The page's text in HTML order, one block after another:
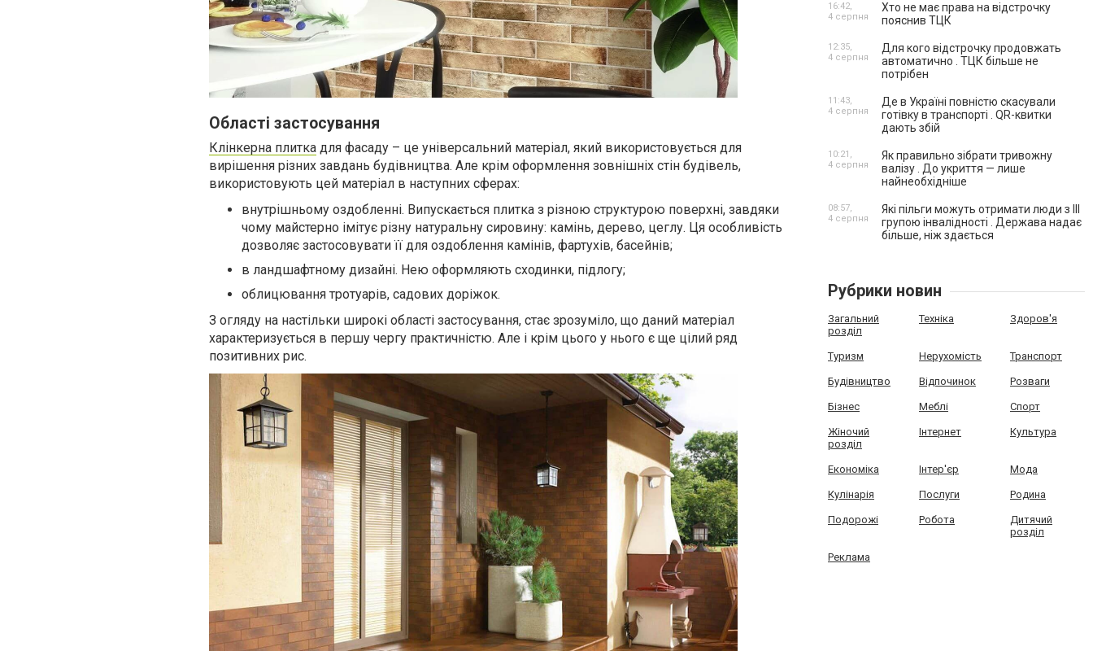
Області застосування
Клінкерна плитка для фасаду – це універсальний матеріал, який використовується для
вирішення різних завдань будівництва. Але крім оформлення зовнішніх стін будівель,
використовують цей матеріал в наступних сферах:
внутрішньому оздобленні. Випускається плитка з різною структурою поверхні, завдяки
чому майстерно імітує різну натуральну сировину: камінь, дерево, цеглу. Ця особливість
дозволяє застосовувати її для оздоблення камінів, фартухів, басейнів;
в ландшафтному дизайні. Нею оформляють сходинки, підлогу;
облицювання тротуарів, садових доріжок.
З огляду на настільки широкі області застосування, стає зрозуміло, що даний матеріал
характеризується в першу чергу практичністю. Але і крім цього у нього є ще цілий ряд
позитивних рис.
Хто не має права на відстрочку
пояснив ТЦК
16:42,
4 серпня
Для кого відстрочку продовжать
автоматично . ТЦК більше не
потрібен
12:35,
4 серпня
Де в Україні повністю скасували
готівку в транспорті . QR-квитки
дають збій
11:43,
4 серпня
Як правильно зібрати тривожну
валізу . До укриття — лише
найнеобхідніше
10:21,
4 серпня
Які пільги можуть отримати люди з III
групою інвалідності . Держава надає
більше, ніж здається
08:57,
4 серпня
Рубрики новин
Загальний
розділ
Техніка Здоров'я
Туризм Нерухомість Транспорт
Будівництво Відпочинок Розваги
Бізнес Меблі Спорт
Жіночий
розділ
Інтернет Культура
Економіка Інтер'єр Мода
Кулінарія Послуги Родина
Подорожі Робота
Дитячий
розділ
Реклама